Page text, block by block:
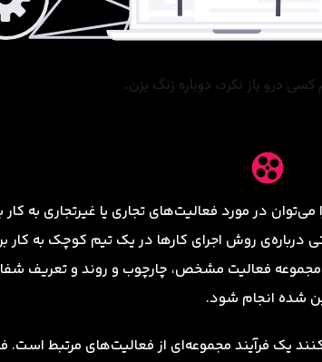
می‌توان در مورد فعالیت‌های تجاری یا غیرتجاری به
درباره‌ی روش اجرای کارها در یک تیم کوچک به کار
مجموعه فعالیت مشخص، چارچوب و روند و تعریف
شده انجام شود.
یک فرآیند مجموعه‌ای از فعالیت‌های مرتبط است.